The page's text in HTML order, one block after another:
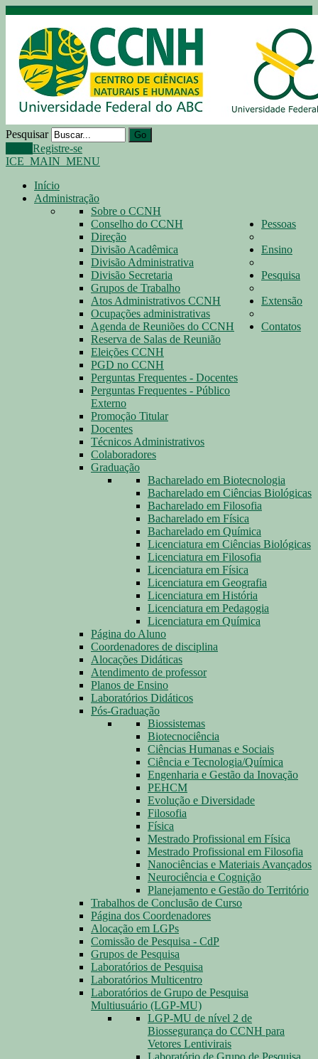
Pesquisar Go
Registre-se
ICE_MAIN_MENU
Início
Administração
Sobre o CCNH
Conselho do CCNH
Direção
Divisão Acadêmica
Divisão Administrativa
Divisão Secretaria
Grupos de Trabalho
Atos Administrativos CCNH
Ocupações administrativas
Agenda de Reuniões do CCNH
Reserva de Salas de Reunião
Eleições CCNH
PGD no CCNH
Perguntas Frequentes - Docentes
Perguntas Frequentes - Público
Externo
Promoção Titular
Pessoas
Docentes
Técnicos Administrativos
Colaboradores
Ensino
Graduação
Bacharelado em Biotecnologia
Bacharelado em Ciências Biológicas
Bacharelado em Filosofia
Bacharelado em Física
Bacharelado em Química
Licenciatura em Ciências Biológicas
Licenciatura em Filosofia
Licenciatura em Física
Licenciatura em Geografia
Licenciatura em História
Licenciatura em Pedagogia
Licenciatura em Química
Página do Aluno
Coordenadores de disciplina
Alocações Didáticas
Atendimento de professor
Planos de Ensino
Laboratórios Didáticos
Pós-Graduação
Biossistemas
Biotecnociência
Ciências Humanas e Sociais
Ciência e Tecnologia/Química
Engenharia e Gestão da Inovação
PEHCM
Evolução e Diversidade
Filosofia
Física
Mestrado Profissional em Física
Mestrado Profissional em Filosofia
Nanociências e Materiais Avançados
Neurociência e Cognição
Planejamento e Gestão do Território
Trabalhos de Conclusão de Curso
Página dos Coordenadores
Pesquisa
Alocação em LGPs
Comissão de Pesquisa - CdP
Grupos de Pesquisa
Laboratórios de Pesquisa
Laboratórios Multicentro
Laboratórios de Grupo de Pesquisa
Multiusuário (LGP-MU)
LGP-MU de nível 2 de
Biossegurança do CCNH para
Vetores Lentivirais
Laboratório de Grupo de Pesquisa
Extensão
Contatos